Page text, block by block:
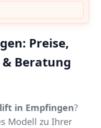
Preise,
Beratung
in Empfingen?
Modell zu Ihrer